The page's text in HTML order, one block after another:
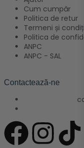
Cum cumpăr
Politica de retur
Termeni și
Politica de
ANPC
ANPC - SAL
Contactează-ne